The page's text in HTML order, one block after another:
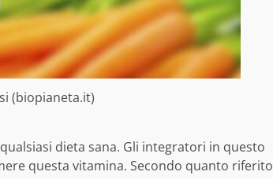
(biopianeta.it)
dieta sana. Gli integratori in questo
questa vitamina. Secondo quanto riferito